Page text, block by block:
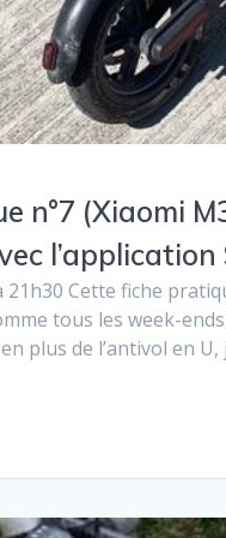
n°7 (Xiaomi
l’application
21h30 Cette fiche
tous les week-
plus de l’antivol en